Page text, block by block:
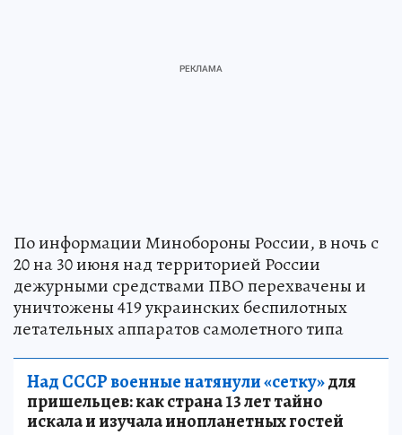
По информации Минобороны России, в ночь с
20 на 30 июня над территорией России
дежурными средствами ПВО перехвачены и
уничтожены 419 украинских беспилотных
летательных аппаратов самолетного типа
Над СССР военные натянули «сетку»для
пришельцев: как страна 13 лет тайно
искала и изучала инопланетных гостей